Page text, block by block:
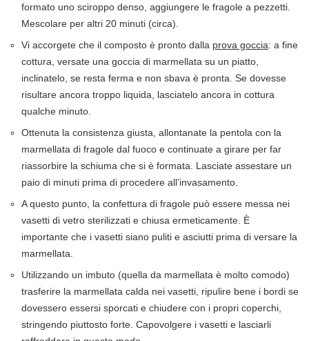
formato uno sciroppo denso, aggiungere le fragole a pezzetti.
Mescolare per altri 20 minuti (circa).
Vi accorgete che il composto è pronto dalla prova goccia: a fine
cottura, versate una goccia di marmellata su un piatto,
inclinatelo, se resta ferma e non sbava è pronta. Se dovesse
risultare ancora troppo liquida, lasciatelo ancora in cottura
qualche minuto.
Ottenuta la consistenza giusta, allontanate la pentola con la
marmellata di fragole dal fuoco e continuate a girare per far
riassorbire la schiuma che si è formata. Lasciate assestare un
paio di minuti prima di procedere all’invasamento.
A questo punto, la confettura di fragole può essere messa nei
vasetti di vetro sterilizzati e chiusa ermeticamente. È
importante che i vasetti siano puliti e asciutti prima di versare la
marmellata.
Utilizzando un imbuto (quella da marmellata è molto comodo)
trasferire la marmellata calda nei vasetti, ripulire bene i bordi se
dovessero essersi sporcati e chiudere con i propri coperchi,
stringendo piuttosto forte. Capovolgere i vasetti e lasciarli